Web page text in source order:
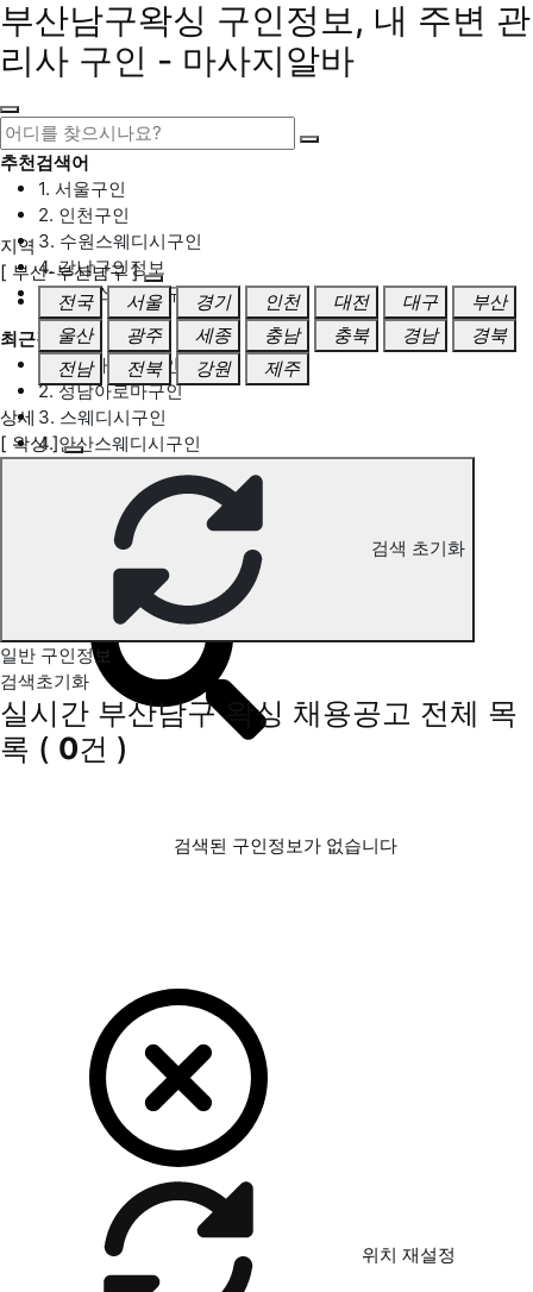
부산남구왁싱 구인정보, 내 주변 관
리사 구인 - 마사지알바
추천검색어
1. 서울구인
2. 인천구인
3. 수원스웨디시구인
4. 강남구인정보
5. 동탄스웨디시구인
최근검색어
1. 일산마사지구인
2. 성남아로마구인
3. 스웨디시구인
4. 안산스웨디시구인
부산남구 왁싱 구인정보
지역
[ 부산-부산남구 ]
전국
서울 경기 인천 대전 대구
부산
울산
광주 세종 충남 충북 경남
경북
전남
전북 강원 제주
상세
[ 왁싱 ]
검색 초기화
일반 구인정보
검색초기화
실시간 부산남구 왁싱 채용공고 전체 목
록 ( 0건 )
검색된 구인정보가 없습니다
위치 재설정